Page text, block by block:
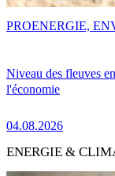
Niveau des fleuves
l'économie
04.08.2026
PROENERGIE,
ENERGIE &